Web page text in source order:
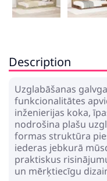
Description
Uzglabāšanas
funkcionalitātes
inženierijas koka,
nodrošina plašu
formas struktūra
iederas jebkurā
praktiskus
un mērķtiecīgu